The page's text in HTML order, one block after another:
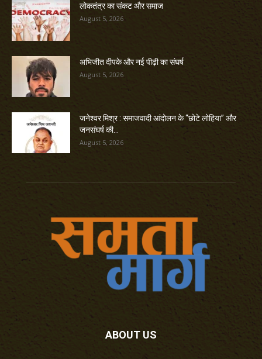
लोकतंत्र का संकट और समाज
August 5, 2026
अभिजीत दीपके और नई पीढ़ी का संघर्ष
August 5, 2026
जनेश्वर मिश्र : समाजवादी आंदोलन के “छोटे लोहिया” और
जनसंघर्ष की...
August 5, 2026
ABOUT US